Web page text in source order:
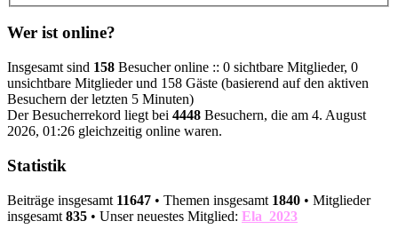
Wer ist online?
Insgesamt sind 158 Besucher online :: 0 sichtbare Mitglieder, 0
unsichtbare Mitglieder und 158 Gäste (basierend auf den aktiven
Besuchern der letzten 5 Minuten)
Der Besucherrekord liegt bei 4448 Besuchern, die am 4. August
2026, 01:26 gleichzeitig online waren.
Statistik
Beiträge insgesamt 11647 • Themen insgesamt 1840 • Mitglieder
insgesamt 835 • Unser neuestes Mitglied: Ela_2023